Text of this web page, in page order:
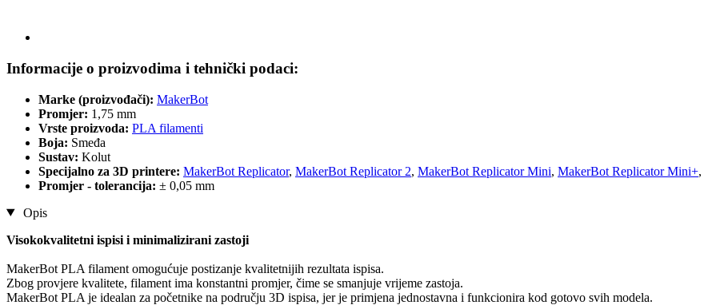
Informacije o proizvodima i tehnički podaci:
Marke (proizvođači): MakerBot
Promjer: 1,75 mm
Vrste proizvoda: PLA filamenti
Boja: Smeđa
Sustav: Kolut
Specijalno za 3D printere: MakerBot Replicator, MakerBot Replicator 2, MakerBot Replicator Mini, MakerBot Replicator Mini+,
Promjer - tolerancija: ± 0,05 mm
Opis
Visokokvalitetni ispisi i minimalizirani zastoji
MakerBot PLA filament omogućuje postizanje kvalitetnijih rezultata ispisa.
Zbog provjere kvalitete, filament ima konstantni promjer, čime se smanjuje vrijeme zastoja.
MakerBot PLA je idealan za početnike na području 3D ispisa, jer je primjena jednostavna i funkcionira kod gotovo svih modela.